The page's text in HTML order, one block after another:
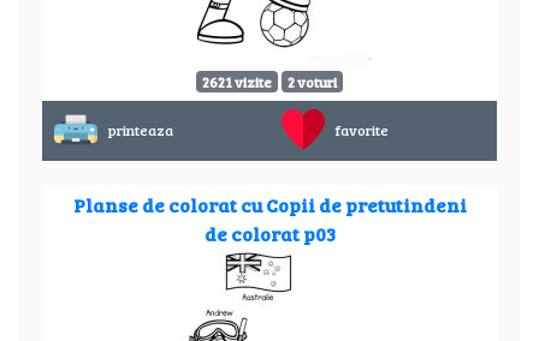
2621 vizite 2 voturi
printeaza favorite
Planse de colorat cu Copii de pretutindeni
de colorat p03